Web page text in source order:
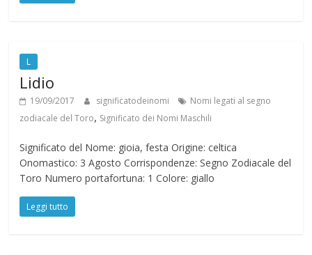
L
Lidio
19/09/2017 significatodeinomi
Nomi legati al segno
zodiacale del Toro, Significato dei Nomi Maschili
Significato del Nome: gioia, festa Origine: celtica
Onomastico: 3 Agosto Corrispondenze: Segno Zodiacale del
Toro Numero portafortuna: 1 Colore: giallo
Leggi tutto